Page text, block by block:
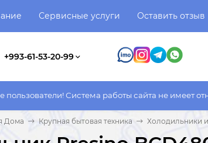
Сервисные услуги Оставить отзыв
+993-61-53-20-99
Система работы сайта не имеет отношения к
Дома Крупная бытовая техника Холодильники